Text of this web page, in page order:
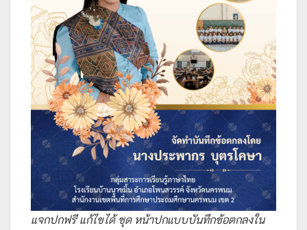
แจกปกฟรี แก้ไขได้ ชุด หน้าปกแบบบันทึกข้อตกลงใน